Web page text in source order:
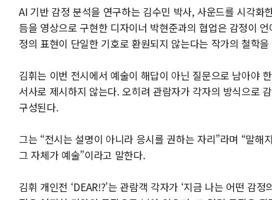
AI 기반 감정 분석을 연구하는 김수민 박사, 사운드를 시각
듬을 영상으로 구현한 디자이너 박현준과의 협업은 감정이
정의 표현이 단일한 기호로 환원되지 않는다는 작가의 철학
김휘는 이번 전시에서 예술이 해답이 아닌 질문으로 남아야
서사로 제시하지 않는다. 오히려 관람자가 각자의 방식으로
구성된다.
그는 “전시는 설명이 아니라 응시를 권하는 자리”라며 “말
그 자체가 예술”이라고 말한다.
김휘 개인전 ‘DEAR!?’는 관람객 각자가 ‘지금 나는 어떤 감